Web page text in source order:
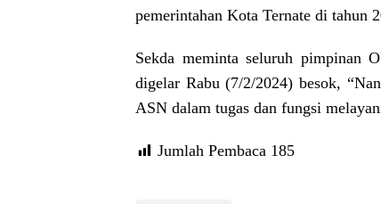
pemerintahan Kota Ternate di tahun
Sekda meminta seluruh pimpinan
digelar Rabu (7/2/2024) besok,
ASN dalam tugas dan fungsi
Jumlah Pembaca 185